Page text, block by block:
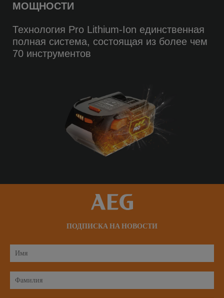
МОЩНОСТИ
Технология Pro Lithium-Ion единственная
полная система, состоящая из более чем
70 инструментов
ПОДПИСКА НА НОВОСТИ